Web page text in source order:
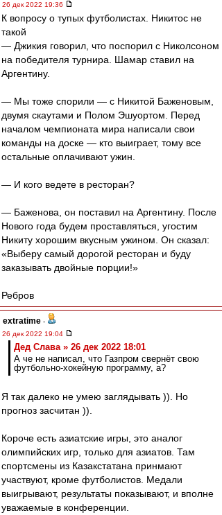
26 дек 2022 19:36
К вопросу о тупых футболистах. Никитос не
такой
— Джикия говорил, что поспорил с Николсоном
на победителя турнира. Шамар ставил на
Аргентину.
— Мы тоже спорили — с Никитой Баженовым,
двумя скаутами и Полом Эшуортом. Перед
началом чемпионата мира написали свои
команды на доске — кто выиграет, тому все
остальные оплачивают ужин.
— И кого ведете в ресторан?
— Баженова, он поставил на Аргентину. После
Нового года будем проставляться, угостим
Никиту хорошим вкусным ужином. Он сказал:
«Выберу самый дорогой ресторан и буду
заказывать двойные порции!»
Ребров
extratime -
26 дек 2022 19:04
Дед Слава » 26 дек 2022 18:01
А че не написал, что Газпром свернёт свою
футбольно-хокейную программу, а?
Я так далеко не умею заглядывать )). Но
прогноз засчитан )).
Короче есть азиатские игры, это аналог
олимпийских игр, только для азиатов. Там
спортсмены из Казакстатана принмают
участвуют, кроме футболистов. Медали
выигрывают, результаты показывают, и вполне
уважаемые в конференции.